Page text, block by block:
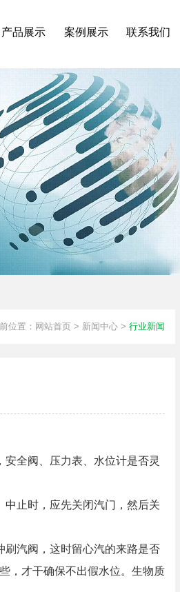
产品展示 案例展示 联系我们
位置： 网站首页 > 新闻中心 > 行业新闻
全阀、压力表、水位计是否灵
止时，应先关闭汽门，然后关
汽阀，这时留心汽的来路是否
，才干确保不出假水位。生物质